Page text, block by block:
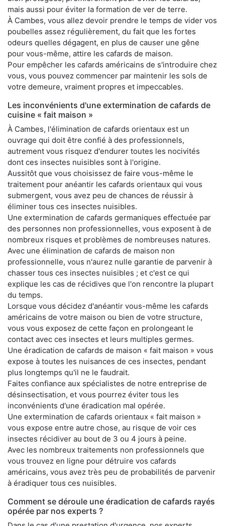
mais aussi pour éviter la formation de ver de terre.
À Cambes, vous allez devoir prendre le temps de vider vos
poubelles assez régulièrement, du fait que les fortes
odeurs quelles dégagent, en plus de causer une gêne
pour vous-même, attire les cafards de maison.
Pour empêcher les cafards américains de s'introduire chez
vous, vous pouvez commencer par maintenir les sols de
votre demeure, vraiment propres et impeccables.
Les inconvénients d'une extermination de cafards de
cuisine « fait maison »
À Cambes, l'élimination de cafards orientaux est un
ouvrage qui doit être confié à des professionnels,
autrement vous risquez d'endurer toutes les nocivités
dont ces insectes nuisibles sont à l'origine.
Aussitôt que vous choisissez de faire vous-même le
traitement pour anéantir les cafards orientaux qui vous
submergent, vous avez peu de chances de réussir à
éliminer tous ces insectes nuisibles.
Une extermination de cafards germaniques effectuée par
des personnes non professionnelles, vous exposent à de
nombreux risques et problèmes de nombreuses natures.
Avec une élimination de cafards de maison non
professionnelle, vous n'aurez nulle garantie de parvenir à
chasser tous ces insectes nuisibles ; et c'est ce qui
explique les cas de récidives que l'on rencontre la plupart
du temps.
Lorsque vous décidez d'anéantir vous-même les cafards
américains de votre maison ou bien de votre structure,
vous vous exposez de cette façon en prolongeant le
contact avec ces insectes et leurs multiples germes.
Une éradication de cafards de maison « fait maison » vous
expose à toutes les nuisances de ces insectes, pendant
plus longtemps qu'il ne le faudrait.
Faites confiance aux spécialistes de notre entreprise de
désinsectisation, et vous pourrez éviter tous les
inconvénients d'une éradication mal opérée.
Une extermination de cafards orientaux « fait maison »
vous expose entre autre chose, au risque de voir ces
insectes récidiver au bout de 3 ou 4 jours à peine.
Avec les nombreux traitements non professionnels que
vous trouvez en ligne pour détruire vos cafards
américains, vous avez très peu de probabilités de parvenir
à éradiquer tous ces nuisibles.
Comment se déroule une éradication de cafards rayés
opérée par nos experts ?